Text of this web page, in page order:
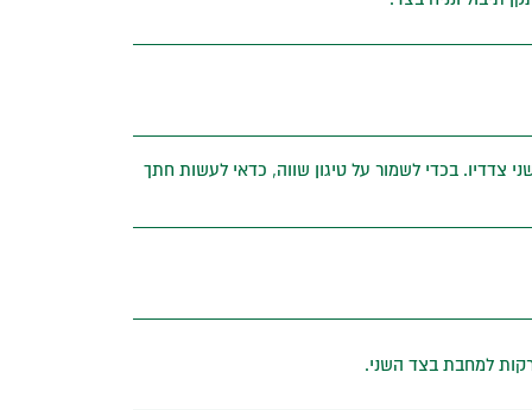
צדדיו. בכדי לשמור על טיגון שווה, כדאי לעשות חתך
למחבת בצד השני.